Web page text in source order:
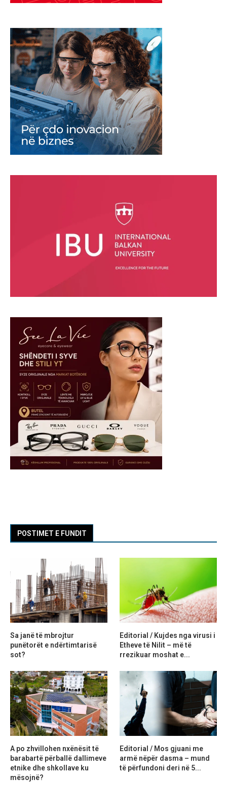
POSTIMET E FUNDIT
Sa janë të mbrojtur
punëtorët e ndërtimtarisë
sot?
Editorial / Kujdes nga virusi i
Etheve të Nilit – më të
rrezikuar moshat e...
A po zhvillohen nxënësit të
barabartë përballë dallimeve
etnike dhe shkollave ku
mësojnë?
Editorial / Mos gjuani me
armë nëpër dasma – mund
të përfundoni deri në 5...